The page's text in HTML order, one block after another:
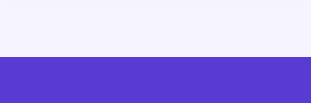
atteggiamento più sano e di supporto verso se stessi.